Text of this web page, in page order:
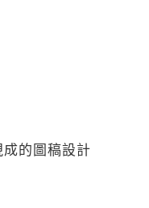
的圖稿設計